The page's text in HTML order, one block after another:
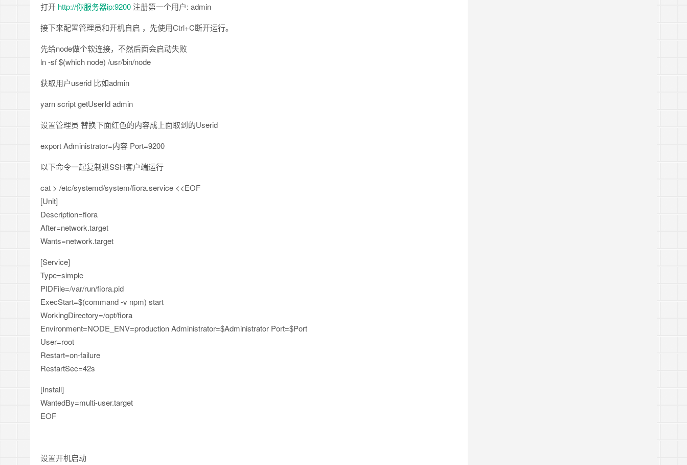
打开 http://你服务器ip:9200注册第一个用户: admin
接下来配置管理员和开机自启 ，先使用Ctrl+C断开运行。
先给node做个软连接，不然后面会启动失败
ln -sf $(which node) /usr/bin/node
获取用户userid 比如admin
yarn script getUserId admin
设置管理员 替换下面红色的内容成上面取到的Userid
export Administrator=内容 Port=9200
以下命令一起复制进SSH客户端运行
cat > /etc/systemd/system/fiora.service <<EOF
[Unit]
Description=fiora
After=network.target
Wants=network.target
[Service]
Type=simple
PIDFile=/var/run/fiora.pid
ExecStart=$(command -v npm) start
WorkingDirectory=/opt/fiora
Environment=NODE_ENV=production Administrator=$Administrator Port=$Port
User=root
Restart=on-failure
RestartSec=42s
[Install]
WantedBy=multi-user.target
EOF
设置开机启动